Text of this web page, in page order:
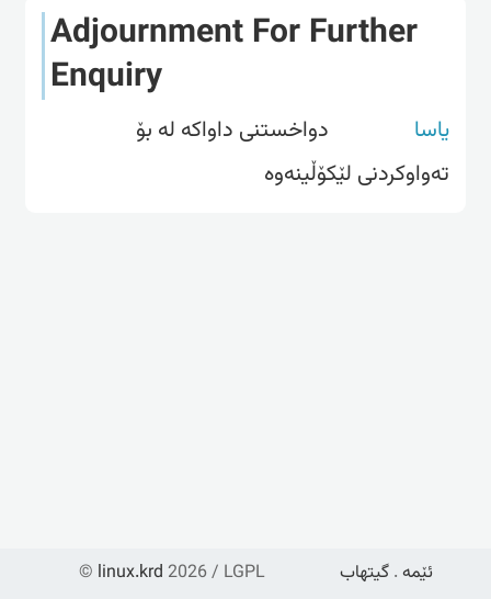
Adjournment For Further
Enquiry
یاسا
دواخستنی داواکە لە بۆ
تەواوکردنی لێکۆڵینەوە
© linux.krd 2026 / LGPL ئێمە . گیتهاب